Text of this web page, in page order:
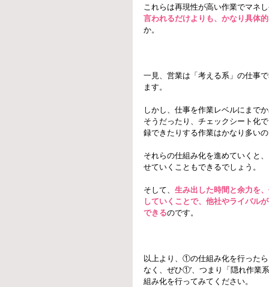
これらは再現性が高い作業でマネ
言われるだけよりも、かなり具体
か。
一見、営業は「考える系」の仕事
ます。
しかし、仕事を作業レベルにまで
そうだったり、チェックシート化
録できたりする作業はかなり多い
それらの仕組み化を進めていくと
せていくこともできるでしょう。
そして、 生み出した時間と余力を
していくことで、他社やライバル
できるのです。
以上より、①の仕組み化を行った
なく、ぜひ①’、つまり「隠れ作業
組み化を行ってみてください。